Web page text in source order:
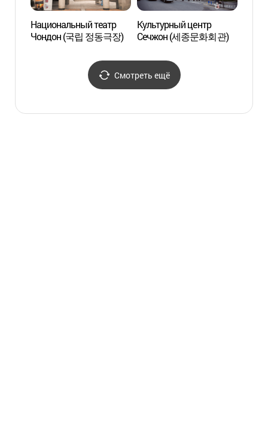
Национальный театр
Чондон (국립 정동극장)
Культурный центр
Сечжон (세종문화회관)
Смотреть ещё